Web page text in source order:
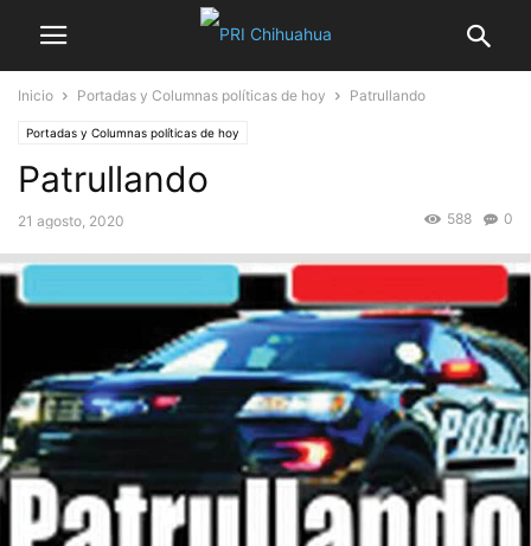
Inicio Portadas y Columnas políticas de hoy Patrullando
Portadas y Columnas políticas de hoy
Patrullando
21 agosto, 2020 0
588